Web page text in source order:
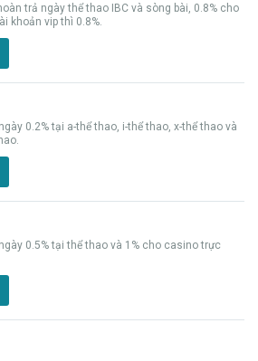
trả ngày thể thao IBC và sòng bài, 0.8% cho
khoản vip thì 0.8%.
0.2% tại a-thể thao, i-thể thao, x-thể thao và
0.5% tại thể thao và 1% cho casino trực